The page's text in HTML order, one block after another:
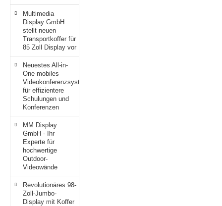
Multimedia
Display GmbH
stellt neuen
Transportkoffer für
85 Zoll Display vor
Neuestes All-in-
One mobiles
Videokonferenzsystem
für effizientere
Schulungen und
Konferenzen
MM Display
GmbH - Ihr
Experte für
hochwertige
Outdoor-
Videowände
Revolutionäres 98-
Zoll-Jumbo-
Display mit Koffer